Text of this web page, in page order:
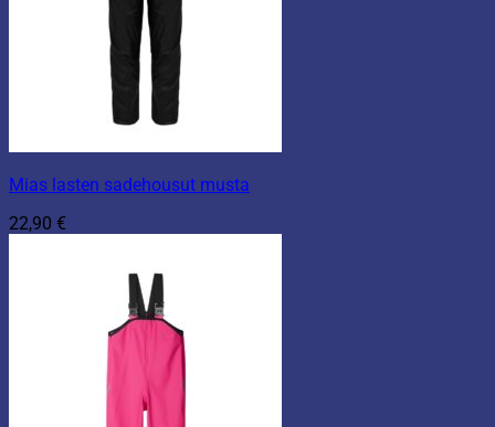
Mias lasten sadehousut musta
22,90 €